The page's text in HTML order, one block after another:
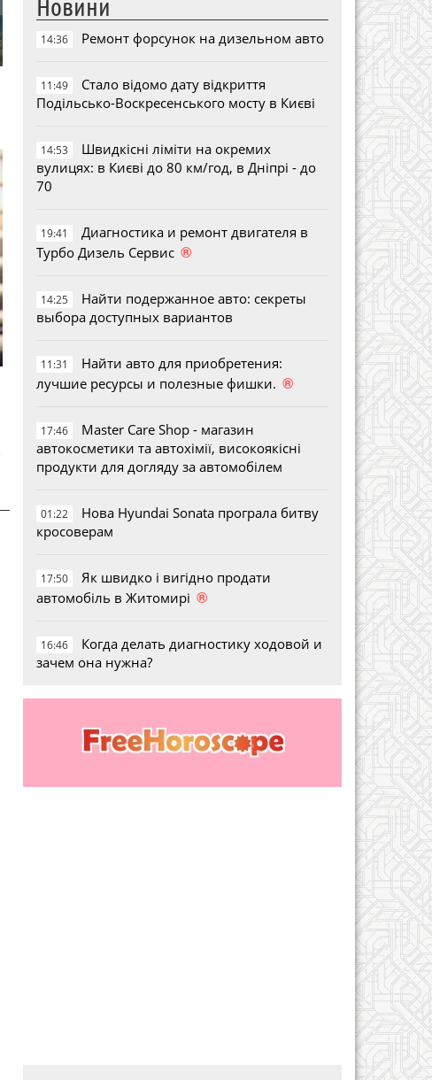
Новини
14:36 Ремонт форсунок на дизельном авто
11:49
Стало відомо дату відкриття
Подільсько-Воскресенського мосту в Києві
14:53
Швидкісні ліміти на окремих
вулицях: в Києві до 80 км/год, в Дніпрі - до
70
19:41
Диагностика и ремонт двигателя в
Турбо Дизель Сервис ®
14:25
Найти подержанное авто: секреты
выбора доступных вариантов
11:31
Найти авто для приобретения:
лучшие ресурсы и полезные фишки. ®
17:46
Master Care Shop - магазин
автокосметики та автохімії, високоякісні
продукти для догляду за автомобілем
01:22
Нова Hyundai Sonata програла битву
кросоверам
17:50
Як швидко і вигідно продати
автомобіль в Житомирі ®
16:46
Когда делать диагностику ходовой и
зачем она нужна?